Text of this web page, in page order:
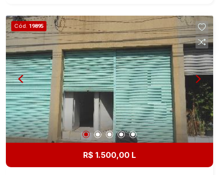
Cód. 19895
R$ 1.500,00 L